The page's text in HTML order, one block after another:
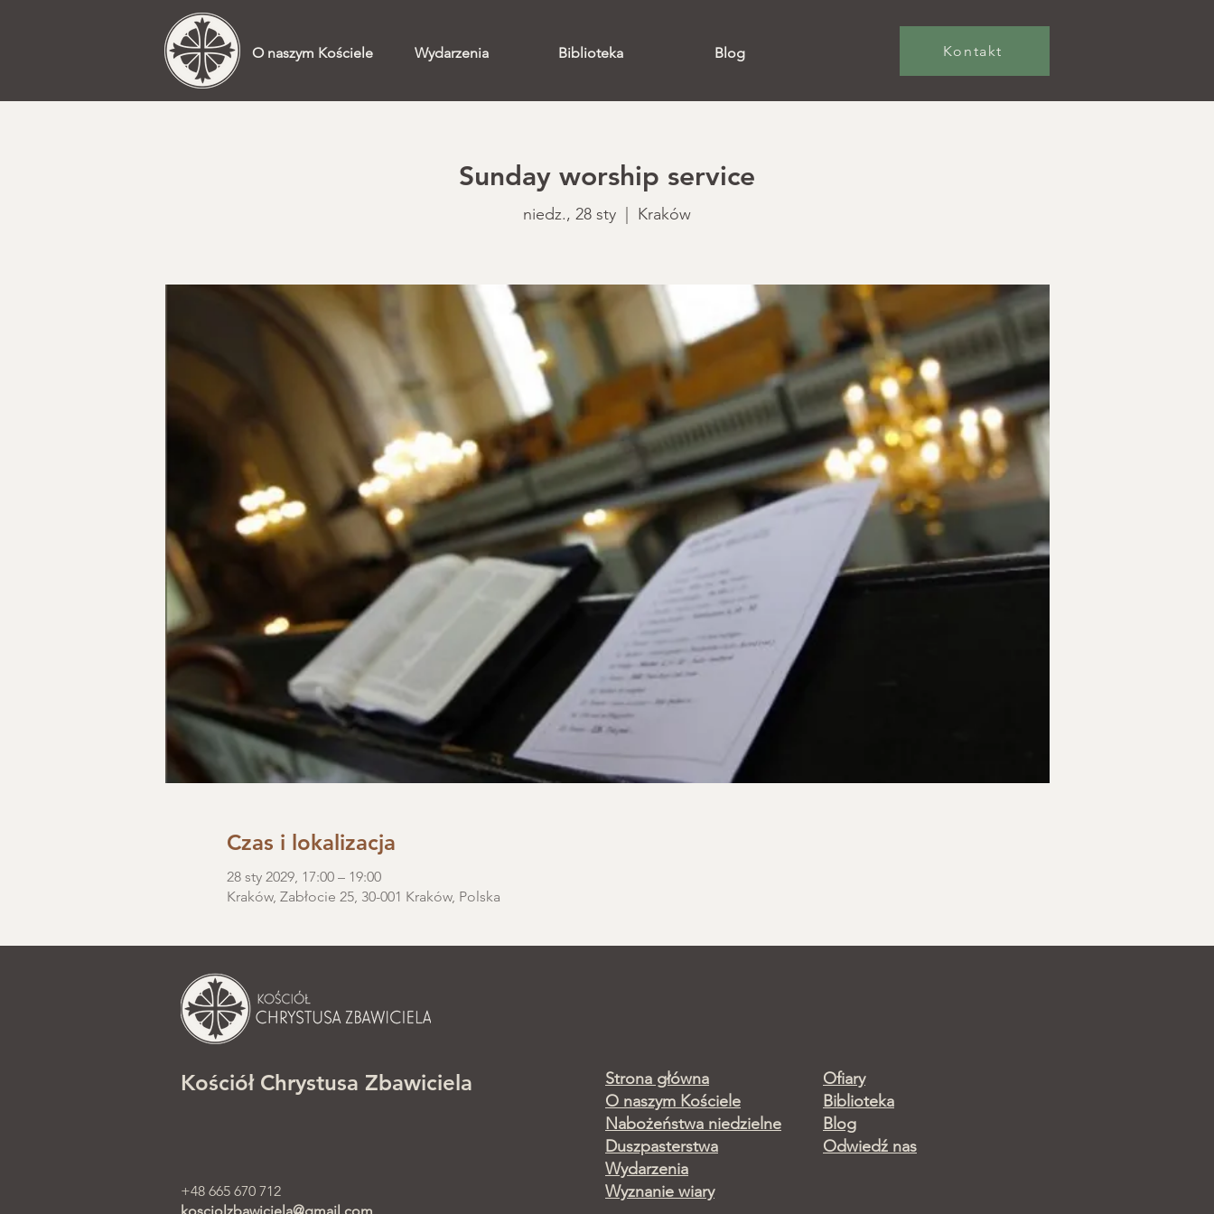
O naszym Kościele Wydarzenia Biblioteka Blog Kontakt
Sunday worship service
niedz., 28 sty Kraków
Czas i lokalizacja
28 sty 2029, 17:00 – 19:00
Kraków, Zabłocie 25, 30-001 Kraków, Polska
Kościół Chrystusa Zbawiciela
+48 665 670 712
Strona główna
O naszym Kościele
Nabożeństwa niedzielne
Duszpasterstwa
Wydarzenia
Wyznanie wiary
Ofiary
Biblioteka
Blog
Odwiedź nas